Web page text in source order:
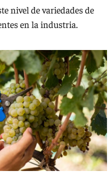
nivel de variedades de
en la industria.